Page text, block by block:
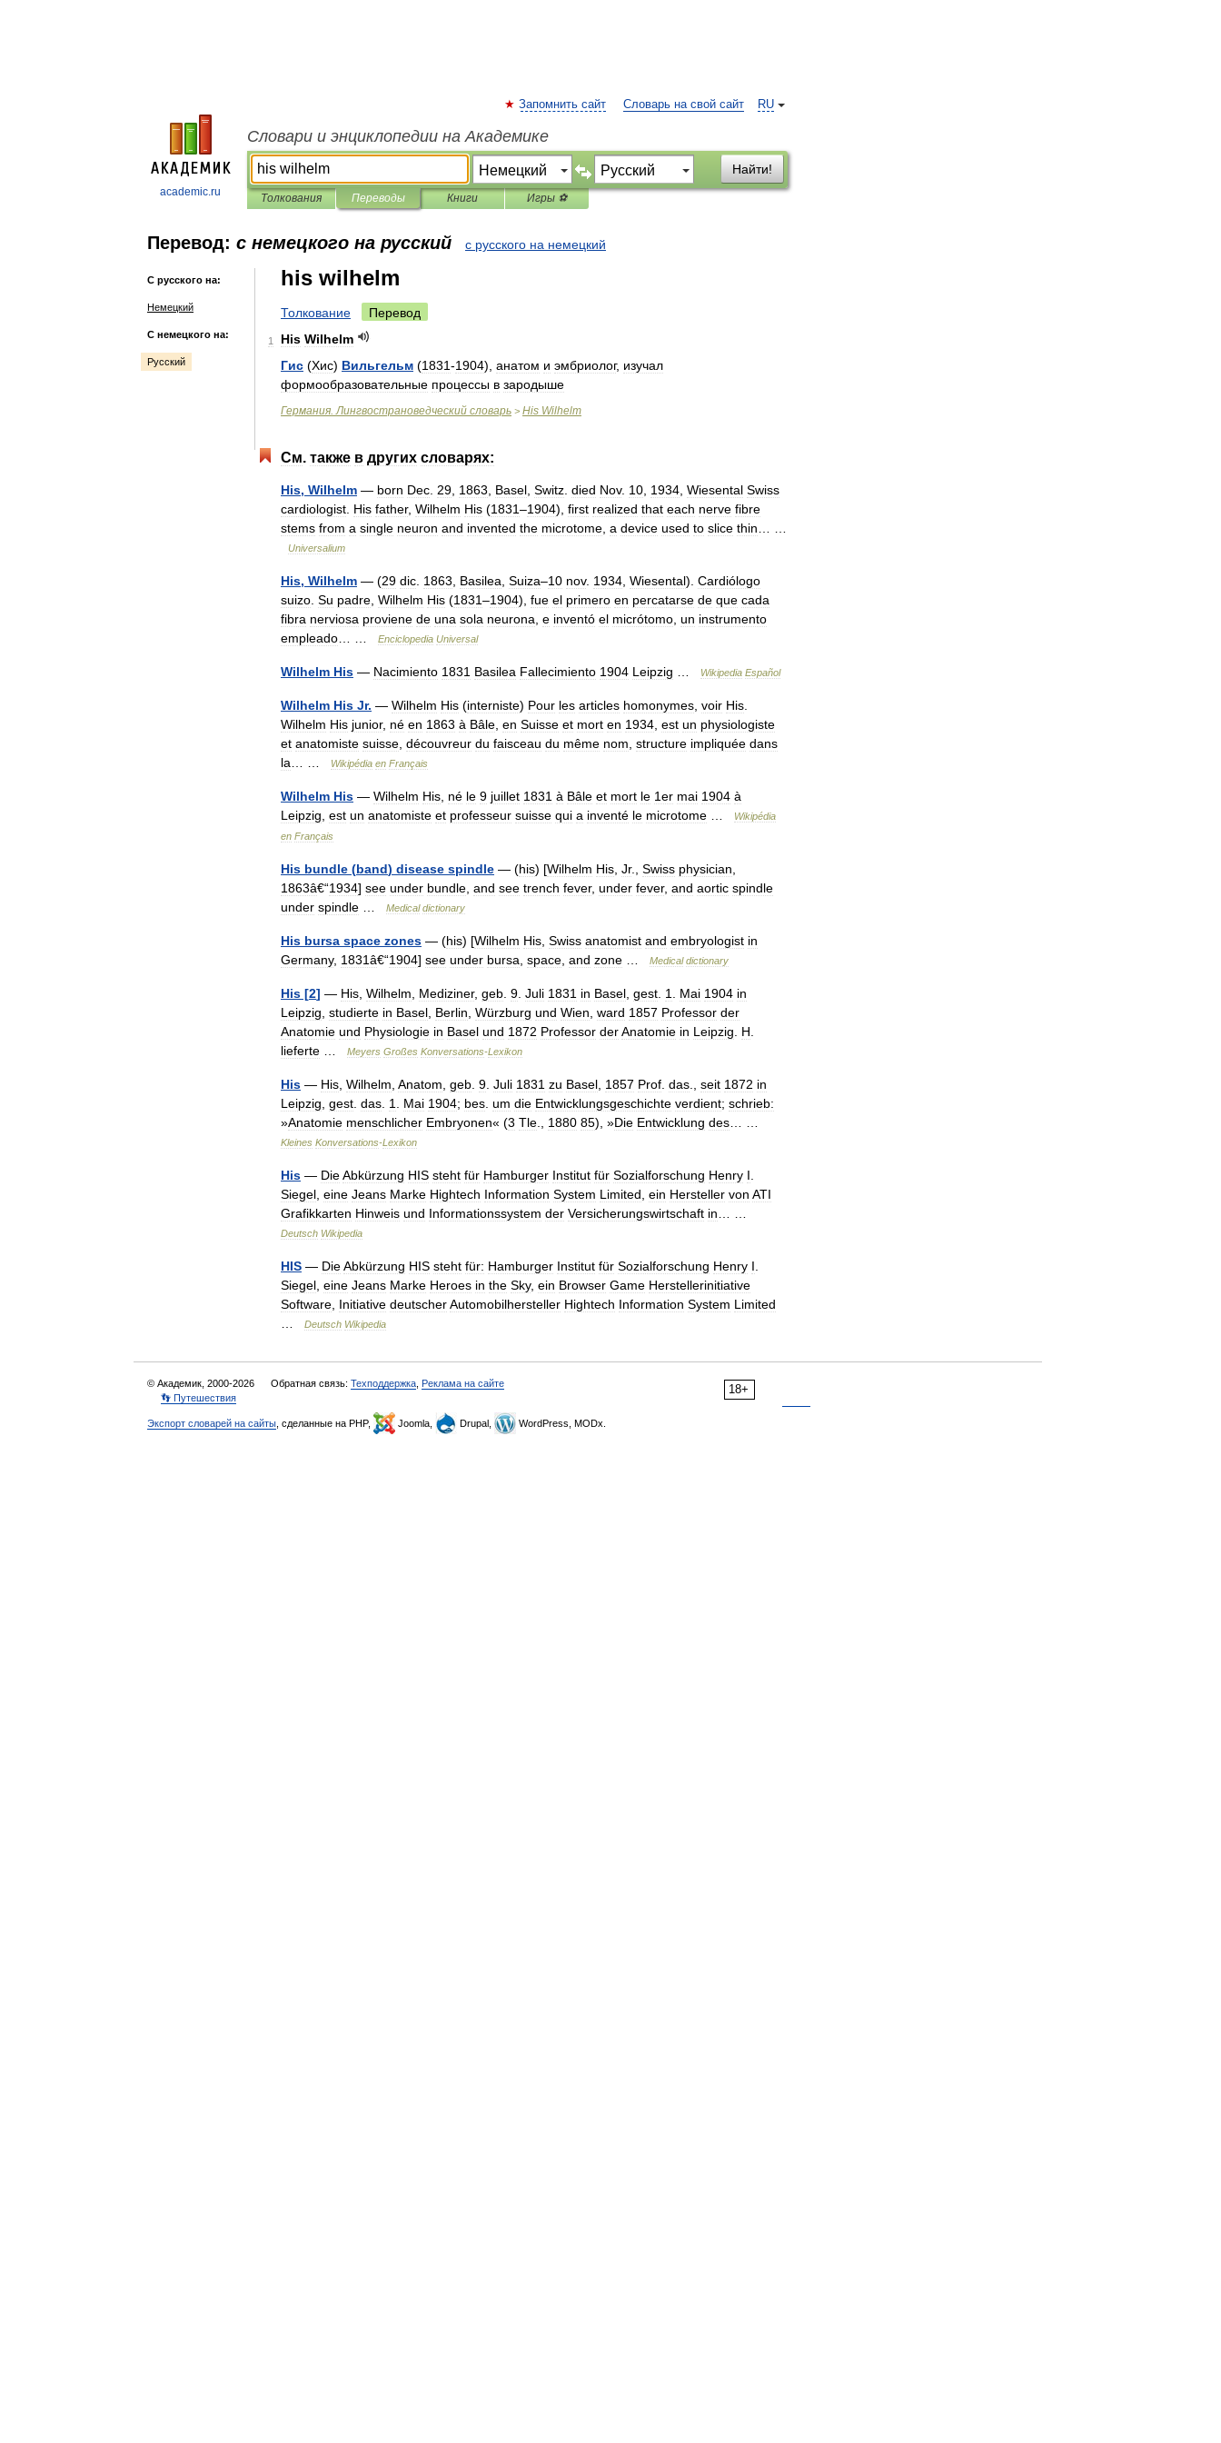
academic.ru
RU
Запомнить сайт Словарь на свой сайт
Словари и энциклопедии на Академике
Найти!
Толкования Переводы Книги Игры ⚽
Перевод: с немецкого на русский с русского на немецкий
С русского на:
Немецкий
С немецкого на:
Русский
his wilhelm
Толкование Перевод
1 His Wilhelm
Гис (Хис) Вильгельм (1831-1904), анатом и эмбриолог, изучал
формообразовательные процессы в зародыше
Германия.Лингвострановедческий словарь > His Wilhelm
См. также в других словарях:
His, Wilhelm — born Dec 29 1863 Basel Switz died Nov. 10 1934 Wiesental Swiss
cardiologist His father, Wilhelm His (1831–1904), first realized that each nerve fibre
stems from a single neuron and invented the microtome a device used to slice thin
Universalium
His, Wilhelm — (29 dic 1863 Basilea Suiza–10 nov. 1934 Wiesental). Cardiólogo
suizo Su padre Wilhelm His (1831–1904), fue el primero en percatarse de que cada
fibra nerviosa proviene de una sola neurona e inventó el micrótomo un instrumento
empleado
Enciclopedia Universal
Wilhelm His — Nacimiento 1831 Basilea Fallecimiento 1904 Leipzig Wikipedia Español
Wilhelm His Jr. — Wilhelm His (interniste) Pour les articles homonymes voir His
Wilhelm His junior, né en 1863 à Bâle en Suisse et mort en 1934 est un physiologiste
et anatomiste suisse découvreur du faisceau du même nom structure impliquée dans
la
Wikipédia en Français
Wilhelm His — Wilhelm His né le 9 juillet 1831 à Bâle et mort le 1er mai 1904 à
Leipzig est un anatomiste et professeur suisse qui a inventé le microtome
Wikipédia
en Français
His bundle (band) disease spindle — (his) [Wilhelm His Jr., Swiss physician
1863â€“1934] see under bundle and see trench fever, under fever, and aortic spindle
under spindle Medical dictionary
His bursa space zones — (his) [Wilhelm His Swiss anatomist and embryologist in
Germany, 1831â€“1904] see under bursa space and zone Medical dictionary
His [2] — His Wilhelm Mediziner, geb 9 Juli 1831 in Basel gest 1 Mai 1904 in
Leipzig studierte in Basel Berlin Würzburg und Wien ward 1857 Professor der
Anatomie und Physiologie in Basel und 1872 Professor derAnatomie in Leipzig H
lieferte
Meyers Großes Konversations-Lexikon
His — His Wilhelm Anatom geb 9 Juli 1831 zu Basel 1857 Prof das seit 1872 in
Leipzig gest das 1 Mai 1904; bes um die Entwicklungsgeschichte verdient; schrieb:
»Anatomie menschlicher Embryonen« (3 Tle 1880 85), »Die Entwicklung des
Kleines Konversations-Lexikon
His — DieAbkürzung HIS steht für Hamburger Institut für Sozialforschung Henry I
Siegel eine Jeans Marke Hightech Information System Limited ein Hersteller von ATI
Grafikkarten Hinweis und Informationssystem der Versicherungswirtschaft in
Deutsch Wikipedia
HIS — DieAbkürzung HIS steht für: Hamburger Institut für Sozialforschung Henry I
Siegel eine Jeans Marke Heroes in the Sky, ein Browser Game Herstellerinitiative
Software Initiative deutscherAutomobilhersteller Hightech Information System Limited
Deutsch Wikipedia
18+
© Академик, 2000-2026 Обратная связь: Техподдержка Реклама на сайте
👣 Путешествия
Экспорт словарей на сайты , сделанные на PHP, Joomla, Drupal, WordPress, MODx.